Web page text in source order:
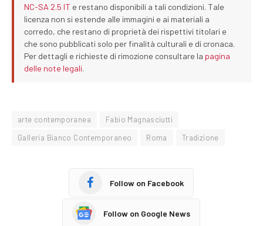
NC-SA 2.5 IT e restano disponibili a tali condizioni. Tale
licenza non si estende alle immagini e ai materiali a
corredo, che restano di proprietà dei rispettivi titolari e
che sono pubblicati solo per finalità culturali e di cronaca.
Per dettagli e richieste di rimozione consultare la pagina
delle note legali.
arte contemporanea
Fabio Magnasciutti
Galleria Bianco Contemporaneo
Roma Tradizione
Follow on Facebook
Follow on Google News